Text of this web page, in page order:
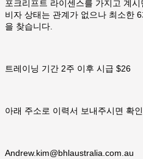
포크리프트 라이센스를 가지고 계
비자 상태는 관계가 없으나 최소한
을 찾습니다.
트레이닝 기간 2주 이후 시급 $26
아래 주소로 이력서 보내주시면 확
Andrew.kim@bhlaustralia.com.au